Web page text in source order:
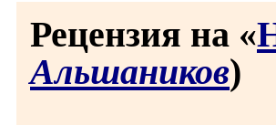
Рецензия на «
Альшаников)